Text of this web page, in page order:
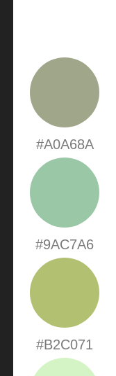
#A0A68A
#9AC7A6
#B2C071